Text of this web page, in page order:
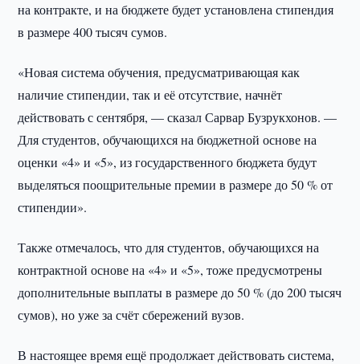
на контракте, и на бюджете будет установлена стипендия
в размере 400 тысяч сумов.
«Новая система обучения, предусматривающая как
наличие стипендии, так и её отсутствие, начнёт
действовать с сентября, — сказал Сарвар Бузрукхонов. —
Для студентов, обучающихся на бюджетной основе на
оценки «4» и «5», из государственного бюджета будут
выделяться поощрительные премии в размере до 50 % от
стипендии».
Также отмечалось, что для студентов, обучающихся на
контрактной основе на «4» и «5», тоже предусмотрены
дополнительные выплаты в размере до 50 % (до 200 тысяч
сумов), но уже за счёт сбережений вузов.
В настоящее время ещё продолжает действовать система,